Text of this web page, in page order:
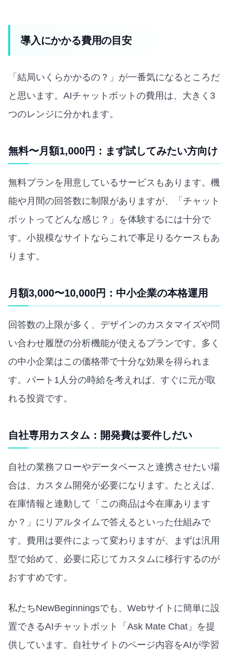
導入にかかる費用の目安
「結局いくらかかるの？」が一番気になるところだ
と思います。AIチャットボットの費用は、大きく3
つのレンジに分かれます。
無料〜月額1,000円：まず試してみたい方向け
無料プランを用意しているサービスもあります。機
能や月間の回答数に制限がありますが、「チャット
ボットってどんな感じ？」を体験するには十分で
す。小規模なサイトならこれで事足りるケースもあ
ります。
月額3,000〜10,000円：中小企業の本格運用
回答数の上限が多く、デザインのカスタマイズや問
い合わせ履歴の分析機能が使えるプランです。多く
の中小企業はこの価格帯で十分な効果を得られま
す。パート1人分の時給を考えれば、すぐに元が取
れる投資です。
自社専用カスタム：開発費は要件しだい
自社の業務フローやデータベースと連携させたい場
合は、カスタム開発が必要になります。たとえば、
在庫情報と連動して「この商品は今在庫あります
か？」にリアルタイムで答えるといった仕組みで
す。費用は要件によって変わりますが、まずは汎用
型で始めて、必要に応じてカスタムに移行するのが
おすすめです。
私たちNewBeginningsでも、Webサイトに簡単に設
置できるAIチャットボット「Ask Mate Chat」を提
供しています。自社サイトのページ内容をAIが学習